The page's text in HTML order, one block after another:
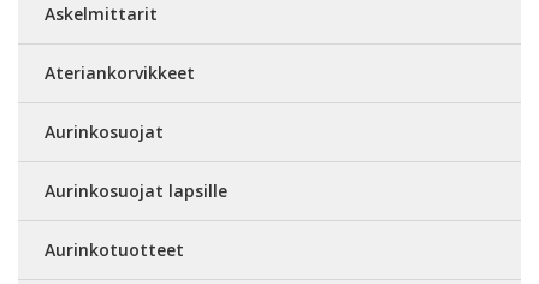
Askelmittarit
Ateriankorvikkeet
Aurinkosuojat
Aurinkosuojat lapsille
Aurinkotuotteet